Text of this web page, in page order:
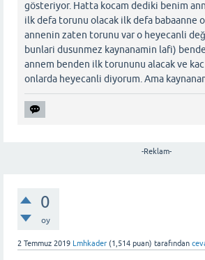
gösteriyor. Hatta kocam dediki benim
ilk defa torunu olacak ilk defa babaanne
annenin zaten torunu var o heyecanli
bunlari dusunmez kaynanamin lafi)
annem benden ilk torununu alacak ve
onlarda heyecanli diyorum. Ama
-Reklam-
0
oy
2 Temmuz 2019 Lmhkader (1,514 puan) tarafından